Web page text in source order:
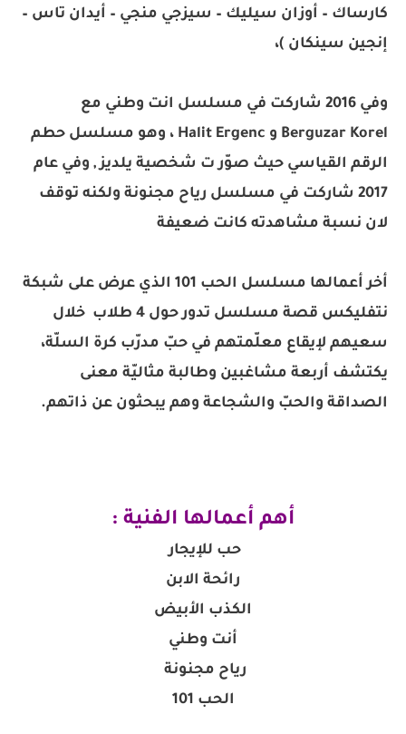
كارساك – أوزان سيليك – سيزجي منجي – أيدان تاس –
إنجين سينكان )،
وفي 2016 شاركت في مسلسل انت وطني مع
Berguzar Korel و Halit Ergenc ، وهو مسلسل حطم
الرقم القياسي حيث صوّر ت شخصية يلديز , وفي عام
2017 شاركت في مسلسل رياح مجنونة ولكنه توقف
لان نسبة مشاهدته كانت ضعيفة
أخر أعمالها مسلسل الحب 101 الذي عرض على شبكة
نتفليكس قصة مسلسل تدور حول 4 طلاب خلال
سعيهم لإيقاع معلّمتهم في حبّ مدرّب كرة السلّة،
يكتشف أربعة مشاغبين وطالبة مثاليّة معنى
الصداقة والحبّ والشجاعة وهم يبحثون عن ذاتهم.
أهم أعمالها الفنية :
حب للإيجار
رائحة الابن
الكذب الأبيض
أنت وطني
رياح مجنونة
الحب 101